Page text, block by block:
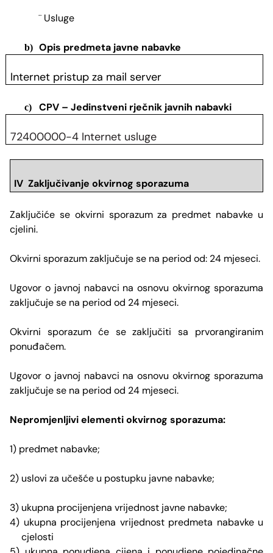
¨ Usluge
b) Opis predmeta javne nabavke
Internet pristup za mail server
c) CPV – Jedinstveni rječnik javnih nabavki
72400000-4 Internet usluge
IV Zaključivanje okvirnog sporazuma
Zaključiće se okvirni sporazum za predmet nabavke u
cjelini.
Okvirni sporazum zaključuje se na period od: 24 mjeseci.
Ugovor o javnoj nabavci na osnovu okvirnog sporazuma
zaključuje se na period od 24 mjeseci.
Okvirni sporazum će se zaključiti sa prvorangiranim
ponuđačem.
Ugovor o javnoj nabavci na osnovu okvirnog sporazuma
zaključuje se na period od 24 mjeseci.
Nepromjenljivi elementi okvirnog sporazuma:
1) predmet nabavke;
2) uslovi za učešće u postupku javne nabavke;
3) ukupna procijenjena vrijednost javne nabavke;
4) ukupna procijenjena vrijednost predmeta nabavke u
cjelosti